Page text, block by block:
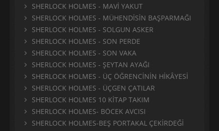
SHERLOCK HOLMES - MAVİ YAKUT
SHERLOCK HOLMES - MÜHENDİSİN BAŞPARMAĞI
SHERLOCK HOLMES - SOLGUN ASKER
SHERLOCK HOLMES - SON PERDE
SHERLOCK HOLMES - SON VAKA
SHERLOCK HOLMES - ŞEYTAN AYAĞI
SHERLOCK HOLMES - ÜÇ ÖĞRENCİNİN HİKÂYESİ
SHERLOCK HOLMES - ÜÇGEN ÇATILAR
SHERLOCK HOLMES 10 KİTAP TAKIM
SHERLOCK HOLMES- BÖCEK AVCISI
SHERLOCK HOLMES-BEŞ PORTAKAL ÇEKİRDEĞİ